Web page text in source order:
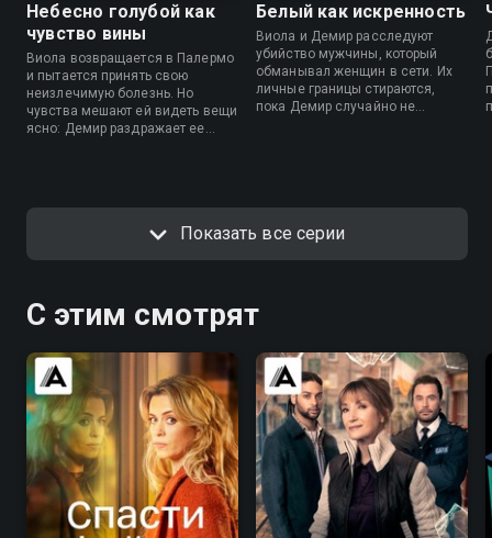
Небесно голубой как
чувство вины
Виола возвращается в Палермо
и пытается принять свою
неизлечимую болезнь. Но
чувства мешают ей видеть вещи
ясно: Демир раздражает ее
перед ней еще одну сторону
Белый как искренность
Виола и Демир расследуют
убийство мужчины, который
обманывал женщин в сети. Их
личные границы стираются,
пока Демир случайно не
Показать все серии
С этим смотрят